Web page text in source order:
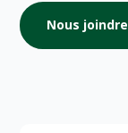
Nous joindre